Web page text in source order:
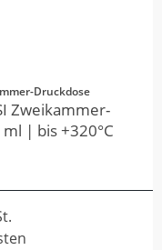
Druckdose
Zweikammer-
| bis +320°C